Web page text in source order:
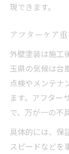
現できます。
アフターケア
外壁塗装は施工
玉県の気候は台
点検やメンテナ
ます。アフター
で、万が一の不
具体的には、保
スピードなどを